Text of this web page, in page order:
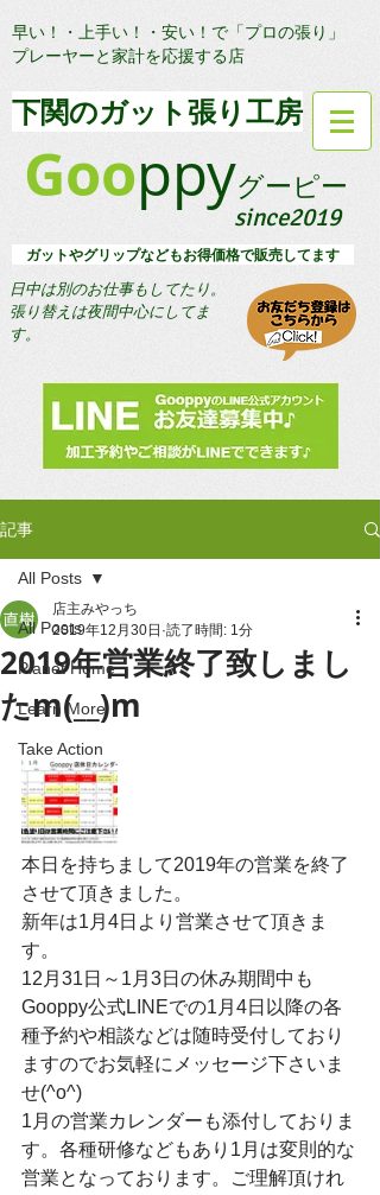
早い！・上手い！・安い！で「プロの張り」
プレーヤーと家計を応援する店
since2019
​下関のガット張り工房
Gooppyグーピー
​ ガットやグリップなどもお得価格で販売してます
日中は別のお仕事もしてたり。
​張り替えは夜間中心にしてま
す。
記事
All Posts
Planet Home
Learn More
Take Action
All Posts
2019年営業終了致しまし
たm(__)m
店主みやっち
2019年12月30日 読了時間: 1分
本日を持ちまして2019年の営業を終了
させて頂きました。
新年は1月4日より営業させて頂きま
す。
12月31日～1月3日の休み期間中も
Gooppy公式LINEでの1月4日以降の各
種予約や相談などは随時受付しており
ますのでお気軽にメッセージ下さいま
せ(^o^)
1月の営業カレンダーも添付しておりま
す。各種研修などもあり1月は変則的な
営業となっております。ご理解頂けれ